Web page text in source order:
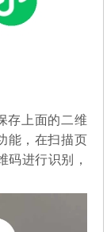
存上面的二维
能，在扫描页
码进行识别，